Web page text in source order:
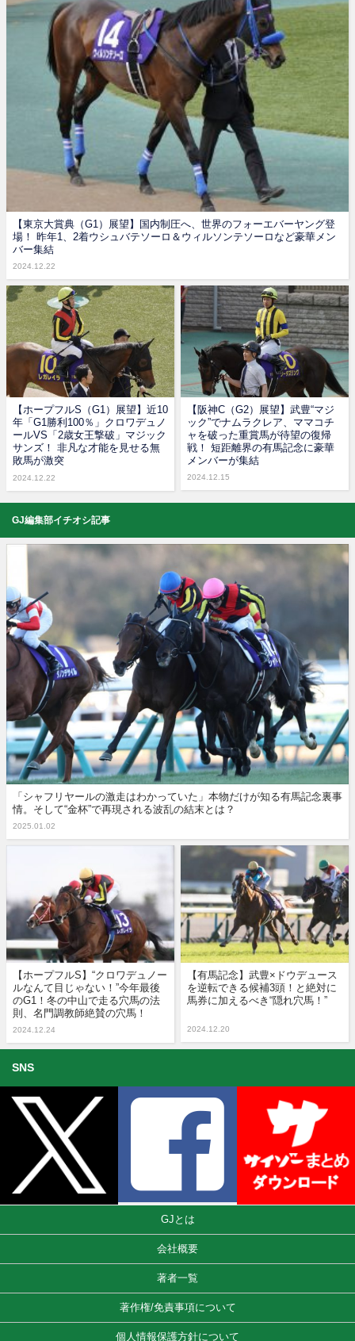
【東京大賞典（G1）展望】国内制圧へ、世界のフォーエバーヤング登
場！ 昨年1、2着ウシュバテソーロ＆ウィルソンテソーロなど豪華メン
バー集結
2024.12.22
【ホープフルS（G1）展望】近10
年「G1勝利100％」クロワデュノ
ールVS「2歳女王撃破」マジック
サンズ！ 非凡な才能を見せる無
敗馬が激突
2024.12.22
【阪神C（G2）展望】武豊“マジ
ック”でナムラクレア、ママコチ
ャを破った重賞馬が待望の復帰
戦！ 短距離界の有馬記念に豪華
メンバーが集結
2024.12.15
GJ編集部イチオシ記事
「シャフリヤールの激走はわかっていた」本物だけが知る有馬記念裏事
情。そして“金杯”で再現される波乱の結末とは？
2025.01.02
【ホープフルS】“クロワデュノー
ルなんて目じゃない！”今年最後
のG1！冬の中山で走る穴馬の法
則、名門調教師絶賛の穴馬！
2024.12.24
【有馬記念】武豊×ドウデュース
を逆転できる候補3頭！と絶対に
馬券に加えるべき“隠れ穴馬！”
2024.12.20
SNS
GJとは
会社概要
著者一覧
著作権/免責事項について
個人情報保護方針について